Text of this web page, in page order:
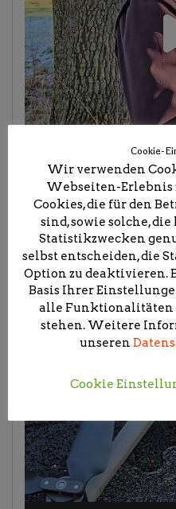
Cookie-
Wir verwenden
Webseiten-Erlebnis
Cookies, die für den
sind, sowie solche,
Statistikzwecken
selbst entscheiden, die
Option zu deaktivieren.
Basis Ihrer
alle Funktionalitäten
stehen. Weitere
unseren
Cookie